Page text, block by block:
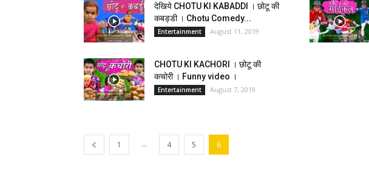
देखिये CHOTU KI KABADDI । छोटू की
कबड्डी । Chotu Comedy...
Entertainment August 11, 2019
CHOTU KI KACHORI । छोटू की
कचोरी । Funny video ।
Entertainment August 7, 2019
1 ... 4 5 6